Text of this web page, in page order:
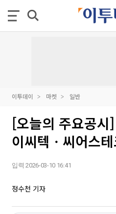
이투데이 마켓 일반
[오늘의 주요공시
이씨텍ㆍ씨어스
입력 2026-03-10 16:41
정수천 기자